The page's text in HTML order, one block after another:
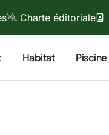
Charte éditoriale
Habitat Piscine